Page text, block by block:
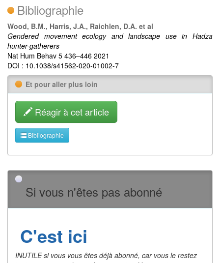
Bibliographie
Wood, B.M., Harris, J.A., Raichlen, D.A. et al
Gendered movement ecology and landscape use in Hadza
hunter-gatherers
Nat Hum Behav 5 436–446 2021
DOI : 10.1038/s41562-020-01002-7
Et pour aller plus loin
Réagir à cet article
Bibliographie
Si vous n'êtes pas abonné
C'est ici
INUTILE si vous vous êtes déjà abonné, car vous le restez